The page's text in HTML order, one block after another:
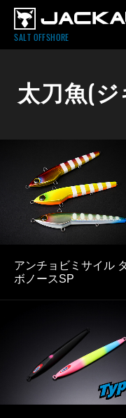
SALT OFFSHORE
太刀魚(
アンチョビミサイル
ボノースSP